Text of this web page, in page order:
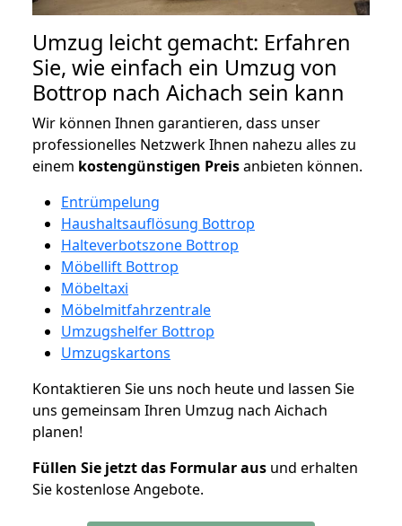
Umzug leicht gemacht: Erfahren
Sie, wie einfach ein Umzug von
Bottrop nach Aichach sein kann
Wir können Ihnen garantieren, dass unser
professionelles Netzwerk Ihnen nahezu alles zu
einem kostengünstigen Preisanbieten können.
Entrümpelung
Haushaltsauflösung Bottrop
Halteverbotszone Bottrop
Möbellift Bottrop
Möbeltaxi
Möbelmitfahrzentrale
Umzugshelfer Bottrop
Umzugskartons
Kontaktieren Sie uns noch heute und lassen Sie
uns gemeinsam Ihren Umzug nach Aichach
planen!
Füllen Sie jetzt das Formular aus und erhalten
Sie kostenlose Angebote.